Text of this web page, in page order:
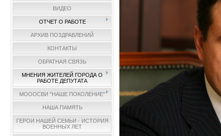
ВИДЕО
ОТЧЕТ О РАБОТЕ
АРХИВ ПОЗДРАВЛЕНИЙ
КОНТАКТЫ
ОБРАТНАЯ СВЯЗЬ
МНЕНИЯ ЖИТЕЛЕЙ ГОРОДА О
РАБОТЕ ДЕПУТАТА
МОООСВИ "НАШЕ ПОКОЛЕНИЕ"
НАША ПАМЯТЬ
ГЕРОИ НАШЕЙ СЕМЬИ - ИСТОРИЯ
ВОЕННЫХ ЛЕТ